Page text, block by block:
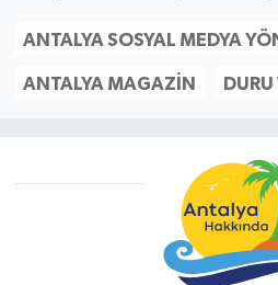
ANTALYA SOSYAL MEDYA
ANTALYA MAGAZIN